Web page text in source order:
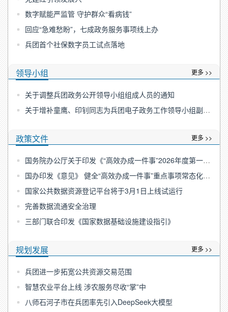
数字赋能严监管 守护群众“看病钱”
回应“急难愁盼”，七成政务服务事项线上办
兵团首个社保数字员工试点落地
领导小组 更多 >>
关于调整兵团政务公开领导小组组成人员的通知
关于增补童鹰、印钊同志为兵团电子政务工作领导小组副组长的通知
政策文件 更多 >>
国务院办公厅关于印发《“高效办成一件事”2026年度第一批重点事项清单》的通知
国办印发《意见》 健全“高效办成一件事”重点事项常态化推进机制
国家公共数据资源登记平台将于3月1日上线试运行
完善数据流通安全治理
三部门联合印发《国家数据基础设施建设指引》
规划发展 更多 >>
兵团进一步拓宽公共资源交易范围
智慧农业平台上线 涉农服务尽收“掌”中
八师石河子市在兵团率先引入DeepSeek大模型